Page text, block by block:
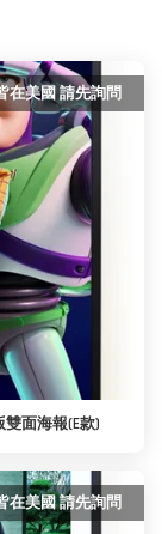
在美國 請先詢問
雙面海報(E款)
在美國 請先詢問